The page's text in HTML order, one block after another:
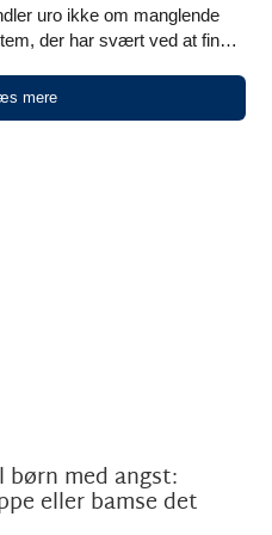
uro ikke om manglende
der har svært ved at finde
tilfælde være et
der kan give en følelse af
mere
med angst:
eller bamse det